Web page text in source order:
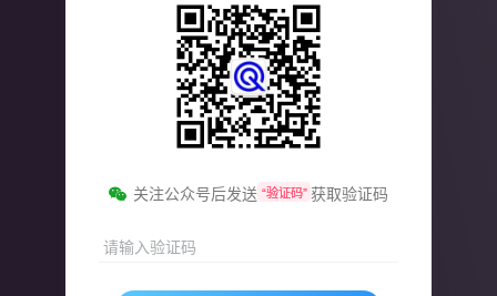
关注公众号后发送 “验证码” 获取验证码
请输入验证码